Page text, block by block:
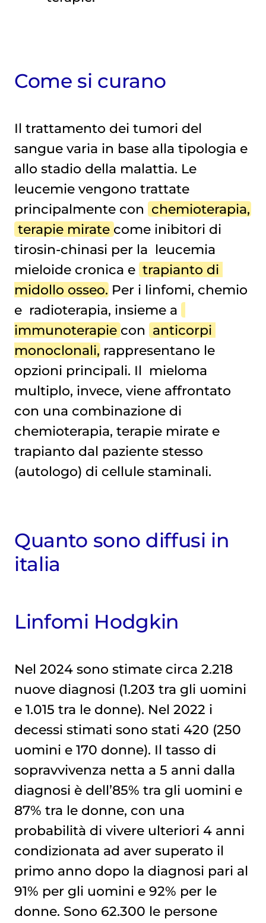
Come si curano
Il trattamento dei tumori del
sangue varia in base alla tipologia e
allo stadio della malattia. Le
leucemie vengono trattate
principalmente con chemioterapia,
terapie mirate come inibitori di
tirosin-chinasi per la leucemia
mieloide cronica e trapianto di
midollo osseo. Per i linfomi, chemio
e radioterapia, insieme a
immunoterapiecon anticorpi
monoclonali, rappresentano le
opzioni principali. Il mieloma
multiplo, invece, viene affrontato
con una combinazione di
chemioterapia, terapie mirate e
trapianto dal paziente stesso
(autologo) di cellule staminali.
Quanto sono diffusi in
italia
Linfomi Hodgkin
Nel 2024 sono stimate circa 2.218
nuove diagnosi (1.203 tra gli uomini
e 1.015 tra le donne). Nel 2022 i
decessi stimati sono stati 420 (250
uomini e 170 donne). Il tasso di
sopravvivenza netta a 5 anni dalla
diagnosi è dell’85% tra gli uomini e
87% tra le donne, con una
probabilità di vivere ulteriori 4 anni
condizionata ad aver superato il
primo anno dopo la diagnosi pari al
91% per gli uomini e 92% per le
donne. Sono 62.300 le persone